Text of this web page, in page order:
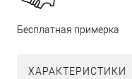
Бесплатная примерка
ХАРАКТЕРИСТИКИ